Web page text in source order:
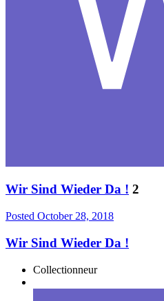
Wir Sind Wieder Da ! 2
Posted October 28, 2018
Wir Sind Wieder Da !
Collectionneur